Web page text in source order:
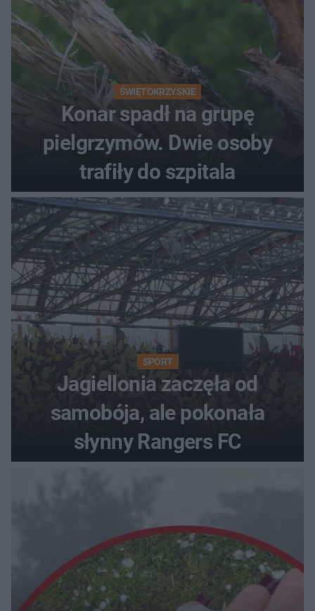
ŚWIĘTOKRZYSKIE
Konar spadł na grupę
pielgrzymów. Dwie osoby
trafiły do szpitala
SPORT
Jagiellonia zaczęła od
samobója, ale pokonała
słynny Rangers FC